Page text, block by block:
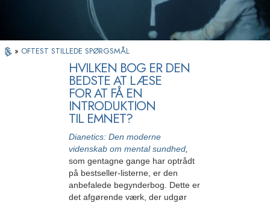
» OFTEST STILLEDE SPØRGSMÅL
HVILKEN BOG ER DEN
BEDSTE AT LÆSE
FOR AT FÅ EN
INTRODUKTION
TIL EMNET?
Dianetics: Den moderne
videnskab om mental sundhed
som gentagne gange har optrådt
på bestseller-listerne, er den
anbefalede begynderbog. Dette er
det afgørende værk, der udgør